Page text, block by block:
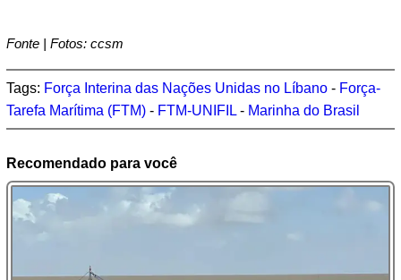
Fonte | Fotos: ccsm
Tags: Força Interina das Nações Unidas no Líbano - Força-
Tarefa Marítima (FTM) - FTM-UNIFIL - Marinha do Brasil
Recomendado para você